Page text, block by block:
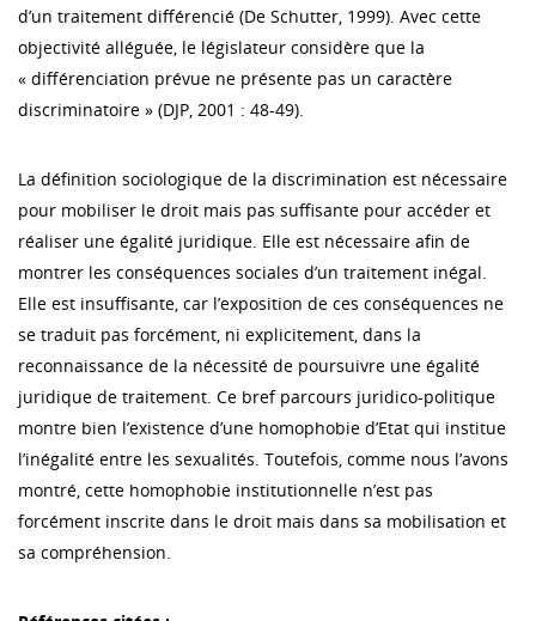
d’un traitement différencié (De Schutter, 1999). Avec cette
objectivité alléguée, le législateur considère que la
« différenciation prévue ne présente pas un caractère
discriminatoire » (DJP, 2001 : 48-49).
La définition sociologique de la discrimination est nécessaire
pour mobiliser le droit mais pas suffisante pour accéder et
réaliser une égalité juridique. Elle est nécessaire afin de
montrer les conséquences sociales d’un traitement inégal.
Elle est insuffisante, car l’exposition de ces conséquences ne
se traduit pas forcément, ni explicitement, dans la
reconnaissance de la nécessité de poursuivre une égalité
juridique de traitement. Ce bref parcours juridico-politique
montre bien l’existence d’une homophobie d’Etat qui institue
l’inégalité entre les sexualités. Toutefois, comme nous l’avons
montré, cette homophobie institutionnelle n’est pas
forcément inscrite dans le droit mais dans sa mobilisation et
sa compréhension.